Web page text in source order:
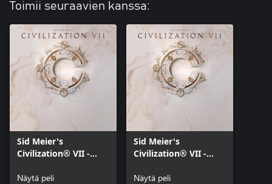
Toimii seuraavien kanssa:
Sid Meier's
Civilization® VII -
Näytä peli
Sid Meier's
Civilization® VII -
Näytä peli